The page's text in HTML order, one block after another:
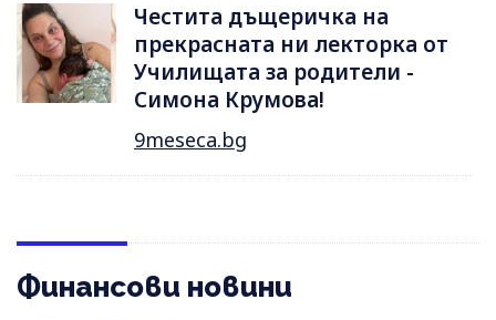
Честита дъщеричка на
прекрасната ни лекторка от
Училищата за родители -
Симона Крумова!
9meseca.bg
Финансови новини